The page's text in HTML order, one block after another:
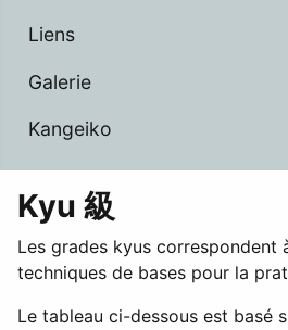
Liens
Galerie
Kangeiko
Kyu 級
Les grades kyus correspondent
techniques de bases pour la
Le tableau ci-dessous est basé